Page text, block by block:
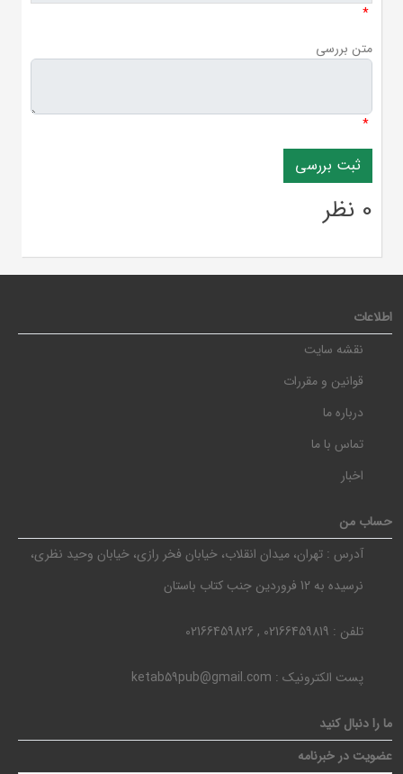
*
متن بررسی
*
0 نظر
اطلاعات
نقشه سایت
قوانین و مقررات
درباره ما
تماس با ما
اخبار
حساب من
آدرس : تهران، میدان انقلاب، خیابان فخر رازی، خیابان وحید نظری،
نرسیده به 12 فروردین جنب کتاب باستان
تلفن : 02166459819 , 02166459826
پست الکترونیک : ketab59pub@gmail.com
ما را دنبال کنید
عضویت در خبرنامه